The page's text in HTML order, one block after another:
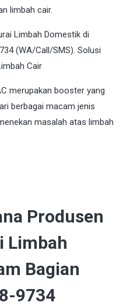
limbah cair.
merupakan booster yang
berbagai macam jenis
masalah atas limbah
Produsen
Limbah
Bagian
9734